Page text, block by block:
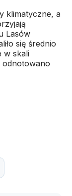
klimatyczne, a
Lasów
się średnio
w skali
odnotowano